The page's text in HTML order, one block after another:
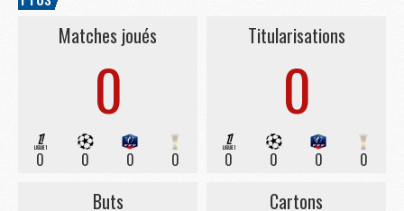
Matches joués
0
0 0 0 0
Titularisations
0
0 0 0 0
Buts Cartons